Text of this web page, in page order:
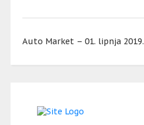
Auto Market – 01. lipnja 2019.